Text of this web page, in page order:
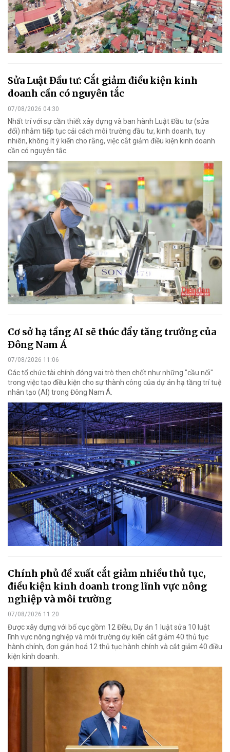
Sửa Luật Đầu tư: Cắt giảm điều kiện kinh
doanh cần có nguyên tắc
07/08/2026 04:30
Nhất trí với sự cần thiết xây dựng và ban hành Luật Đầu tư (sửa
đổi) nhằm tiếp tục cải cách môi trường đầu tư, kinh doanh, tuy
nhiên, không ít ý kiến cho rằng, việc cắt giảm điều kiện kinh doanh
cần có nguyên tắc.
Cơ sở hạ tầng AI sẽ thúc đẩy tăng trưởng của
Đông Nam Á
07/08/2026 11:06
Các tổ chức tài chính đóng vai trò then chốt như những "cầu nối"
trong việc tạo điều kiện cho sự thành công của dự án hạ tầng trí tuệ
nhân tạo (AI) trong Đông Nam Á.
Chính phủ đề xuất cắt giảm nhiều thủ tục,
điều kiện kinh doanh trong lĩnh vực nông
nghiệp và môi trường
07/08/2026 11:20
Được xây dựng với bố cục gồm 12 Điều, Dự án 1 luật sửa 10 luật
lĩnh vực nông nghiệp và môi trường dự kiến cắt giảm 40 thủ tục
hành chính, đơn giản hoá 12 thủ tục hành chính và cắt giảm 40 điều
kiện kinh doanh.